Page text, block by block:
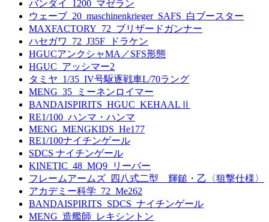
バンダイ_1200_マゼラン
ウェーブ_20_maschinenkrieger_SAFS_白ブースター
MAXFACTORY_72_ブリザードガンナー
ハセガワ_72_J35F_ドラケン
HGUCアンクシャMA／SFS形態
HGUC_アッシマー2
タミヤ_1/35_IV号駆逐戦車L/70ラング
MENG_35_ミーネンロイマー
BANDAISPIRITS_HGUC_KEHAALⅡ
RE1/100_ハンマ・ハンマ
MENG_MENGKIDS_He177
RE1/100ナイチンゲール
SDCS ナイチンゲール
KINETIC_48_MQ9_リーパー
フレームアームズ_四八式二型 輝鎚・乙〈狙撃仕様〉
アカデミー科学_72_Me262
BANDAISPIRITS_SDCS_ナイチンゲール
MENG_造艦師_レキシントン